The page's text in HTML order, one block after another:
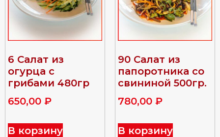
6 Салат из
огурца с
грибами 480гр
650,00 ₽
В корзину
90 Салат из
папоротника со
свининой 500гр.
780,00 ₽
В корзину